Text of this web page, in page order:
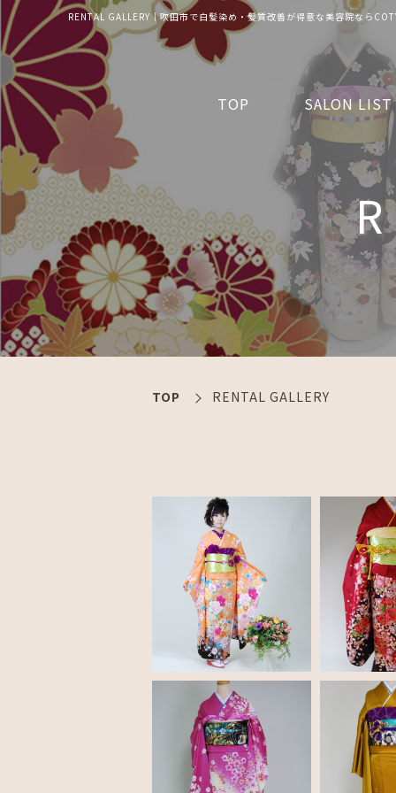
RENTAL GALLERY｜吹田市で白髪染め・髪質改善が得意な美容院なら
TOP SALON LIST
TOP RENTAL GALLERY